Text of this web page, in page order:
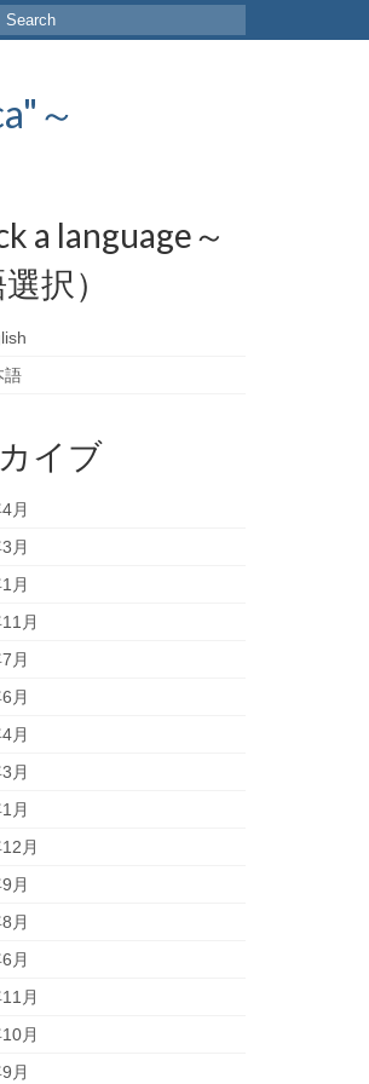
～
a language～
択）
語
イブ
月
月
月
月
月
月
月
月
月
月
月
月
月
月
月
月